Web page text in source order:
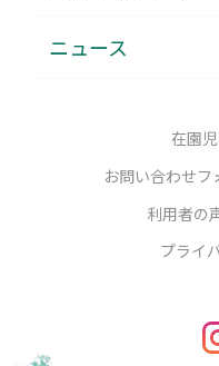
ニュース
在園
お問い合わせフ
利用者の
プライ